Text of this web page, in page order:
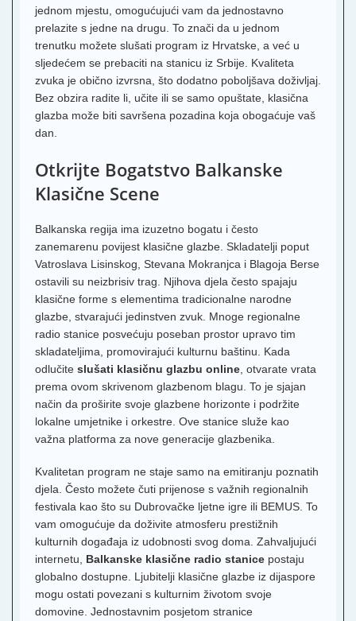
jednom mjestu, omogućujući vam da jednostavno
prelazite s jedne na drugu. To znači da u jednom
trenutku možete slušati program iz Hrvatske, a već u
sljedećem se prebaciti na stanicu iz Srbije. Kvaliteta
zvuka je obično izvrsna, što dodatno poboljšava doživljaj.
Bez obzira radite li, učite ili se samo opuštate, klasična
glazba može biti savršena pozadina koja obogaćuje vaš
dan.
Otkrijte Bogatstvo Balkanske
Klasične Scene
Balkanska regija ima izuzetno bogatu i često
zanemarenu povijest klasične glazbe. Skladatelji poput
Vatroslava Lisinskog, Stevana Mokranjca i Blagoja Berse
ostavili su neizbrisiv trag. Njihova djela često spajaju
klasične forme s elementima tradicionalne narodne
glazbe, stvarajući jedinstven zvuk. Mnoge regionalne
radio stanice posvećuju poseban prostor upravo tim
skladateljima, promovirajući kulturnu baštinu. Kada
odlučite slušati klasičnu glazbu online , otvarate vrata
prema ovom skrivenom glazbenom blagu. To je sjajan
način da proširite svoje glazbene horizonte i podržite
lokalne umjetnike i orkestre. Ove stanice služe kao
važna platforma za nove generacije glazbenika.
Kvalitetan program ne staje samo na emitiranju poznatih
djela. Često možete čuti prijenose s važnih regionalnih
festivala kao što su Dubrovačke ljetne igre ili BEMUS. To
vam omogućuje da doživite atmosferu prestižnih
kulturnih događaja iz udobnosti svog doma. Zahvaljujući
internetu, Balkanske klasične radio stanice postaju
globalno dostupne. Ljubitelji klasične glazbe iz dijaspore
mogu ostati povezani s kulturnim životom svoje
domovine. Jednostavnim posjetom stranice